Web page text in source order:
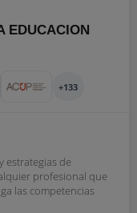
EDUCACION
+133
estrategias de
profesional que
las competencias